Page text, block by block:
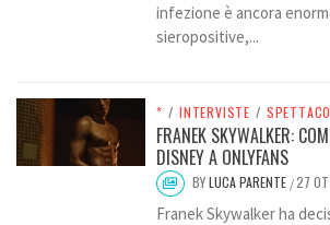
infezione è ancora
sieropositive,...
* / INTERVISTE /
FRANEK SKYWALKER:
DISNEY A ONLYFANS
BYLUCA PARENTE /27
Franek Skywalker ha